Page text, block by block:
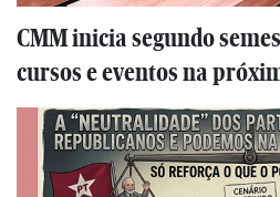
CMM inicia segundo
cursos e eventos na